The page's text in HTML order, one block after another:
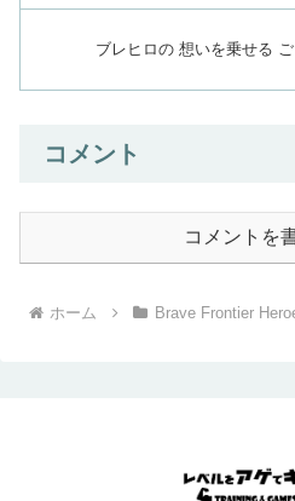
ブレヒロの 想いを乗せる
コメント
コメントを
ホーム Brave Frontier